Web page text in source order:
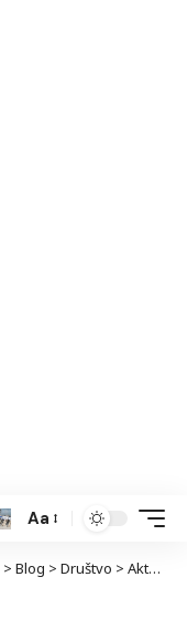
Aa
> Blog > Društvo > Aktuelnosti